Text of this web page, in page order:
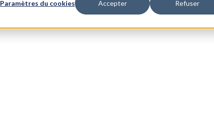
Paramètres du cookies Accepter Refuser